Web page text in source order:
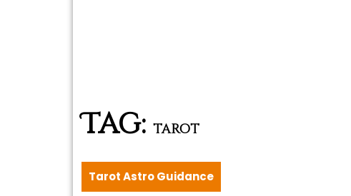
Tag: tarot
Tarot Astro Guidance